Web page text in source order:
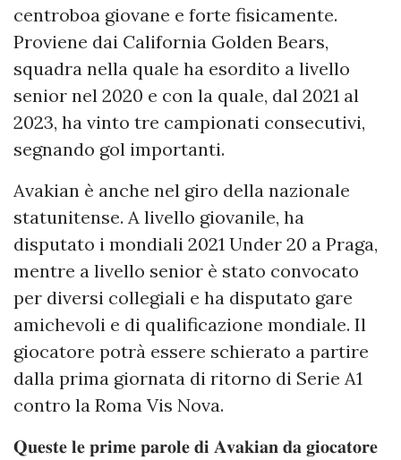
centroboa giovane e forte fisicamente.
Proviene dai California Golden Bears,
squadra nella quale ha esordito a livello
senior nel 2020 e con la quale, dal 2021 al
2023, ha vinto tre campionati consecutivi,
segnando gol importanti.
Avakian è anche nel giro della nazionale
statunitense. A livello giovanile, ha
disputato i mondiali 2021 Under 20 a Praga,
mentre a livello senior è stato convocato
per diversi collegiali e ha disputato gare
amichevoli e di qualificazione mondiale. Il
giocatore potrà essere schierato a partire
dalla prima giornata di ritorno di Serie A1
contro la Roma Vis Nova.
𝐐𝐮𝐞𝐬𝐭𝐞 𝐥𝐞 𝐩𝐫𝐢𝐦𝐞 𝐩𝐚𝐫𝐨𝐥𝐞 𝐝𝐢 𝐀𝐯𝐚𝐤𝐢𝐚𝐧 𝐝𝐚 𝐠𝐢𝐨𝐜𝐚𝐭𝐨𝐫𝐞